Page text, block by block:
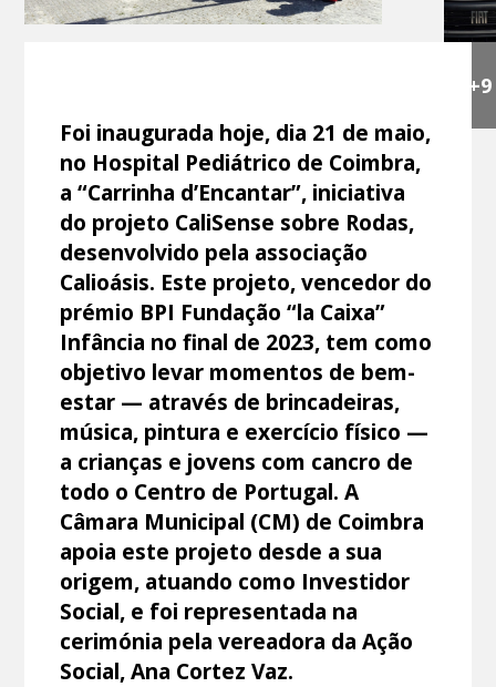
+9
Foi inaugurada hoje, dia 21 de maio,
no Hospital Pediátrico de Coimbra,
a “Carrinha d’Encantar”, iniciativa
do projeto CaliSense sobre Rodas,
desenvolvido pela associação
Calioásis. Este projeto, vencedor do
prémio BPI Fundação “la Caixa”
Infância no final de 2023, tem como
objetivo levar momentos de bem-
estar — através de brincadeiras,
música, pintura e exercício físico —
a crianças e jovens com cancro de
todo o Centro de Portugal. A
Câmara Municipal (CM) de Coimbra
apoia este projeto desde a sua
origem, atuando como Investidor
Social, e foi representada na
cerimónia pela vereadora da Ação
Social, Ana Cortez Vaz.